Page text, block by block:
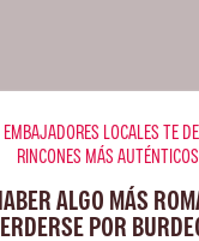
EMBAJADORES LOCALES TE
RINCONES MÁS
ALGO MÁS
POR